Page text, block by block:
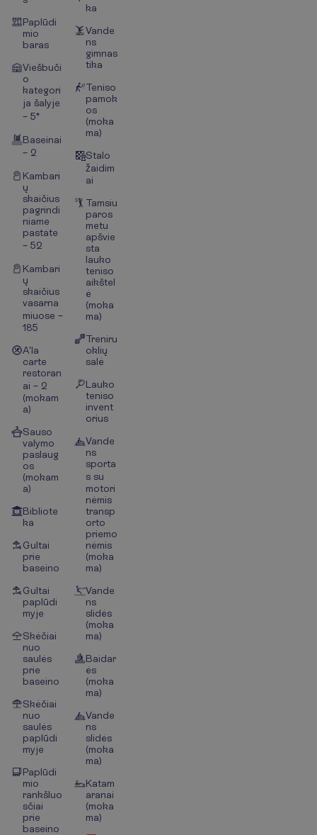
Paplūdi
mio
baras
Viešbuči
o
kategori
ja šalyje
– 5*
Baseinai
– 2
Kambari
ų
skaičius
pagrindi
niame
pastate
– 52
Kambari
ų
skaičius
vasarna
miuose –
185
A'la
carte
restoran
ai – 2
(mokam
a)
Sauso
valymo
paslaug
os
(mokam
a)
Bibliote
ka
Gultai
prie
baseino
Gultai
paplūdi
myje
Skėčiai
nuo
saulės
prie
baseino
Skėčiai
nuo
saulės
paplūdi
myje
Paplūdi
mio
rankšluo
sčiai
prie
baseino
ka
Vande
ns
gimnas
tika
Teniso
pamok
os
(moka
ma)
Stalo
žaidim
ai
Tamsiu
paros
metu
apšvie
sta
lauko
teniso
aikštel
ė
(moka
ma)
Treniru
oklių
salė
Lauko
teniso
invent
orius
Vande
ns
sporta
s su
motori
nėmis
transp
orto
priemo
nėmis
(moka
ma)
Vande
ns
slidės
(moka
ma)
Baidar
ės
(moka
ma)
Vande
ns
slidės
(moka
ma)
Katam
aranai
(moka
ma)